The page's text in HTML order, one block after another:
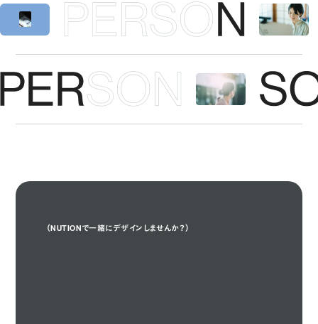
（NUTIONで一緒にデザインしませんか？）